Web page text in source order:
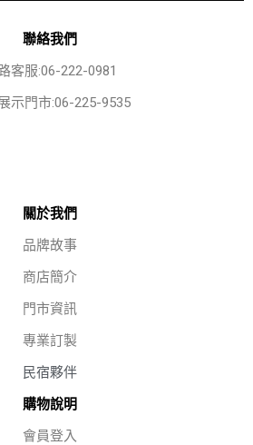
聯絡我們
客服:06-222-0981
示門市:06-225-9535
關於我們
品牌故事
商店簡介
門市資訊
專業訂製
民宿夥伴
購物說明
會員登入